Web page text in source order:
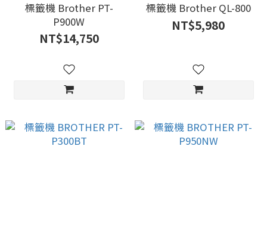
標籤機 Brother PT-
P900W
NT$14,750
標籤機 Brother QL-800
NT$5,980